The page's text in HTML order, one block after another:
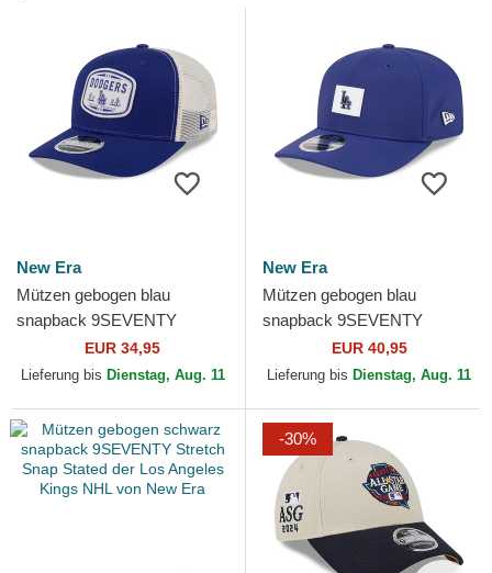
New Era
Mützen gebogen blau
snapback 9SEVENTY
Stretch Snap Patch der Los
Angeles Dodgers MLB von
EUR 34,95
Lieferung bis Dienstag, Aug. 11
New Era
Mützen gebogen blau
snapback 9SEVENTY
Stretch Snap Clubhouse der
Los Angeles Dodgers MLB
EUR 40,95
Lieferung bis Dienstag, Aug. 11
-30%